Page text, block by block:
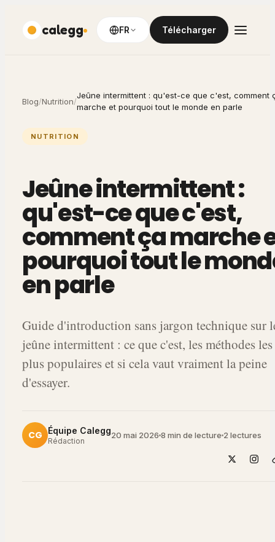
calegg FR Télécharger
Blog/Nutrition/
Jeûne intermittent : qu'est-ce que c'est, comment
marche et pourquoi tout le monde en parle
NUTRITION
Jeûne intermittent :
qu'est-ce que c'est,
comment ça marche
pourquoi tout le
en parle
Guide d'introduction sans jargon technique sur
jeûne intermittent : ce que c'est, les méthodes les
plus populaires et si cela vaut vraiment la peine
d'essayer.
CG Équipe Calegg
Rédaction
20 mai 2026 8 min de lecture 2 lectures